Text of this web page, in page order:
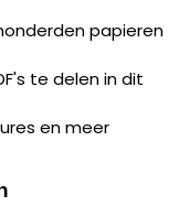
papieren
te delen in dit
en meer